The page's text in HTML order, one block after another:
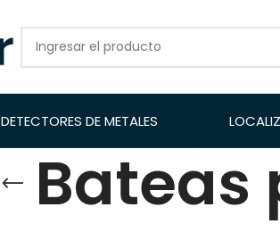
DETECTORES DE METALES
Bateas